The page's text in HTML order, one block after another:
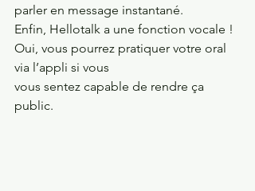
parler en message instantané.
Enfin, Hellotalk a une fonction vocale !
Oui, vous pourrez pratiquer votre oral
via l’appli si vous
vous sentez capable de rendre ça
public.